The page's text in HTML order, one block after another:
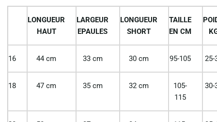
LONGUEUR
HAUT
LARGEUR
EPAULES
LONGUEUR
SHORT
TAILLE
EN CM
16 44 cm 33 cm 30 cm 95-105 25-
18 47 cm 35 cm 32 cm
105-
115
30-